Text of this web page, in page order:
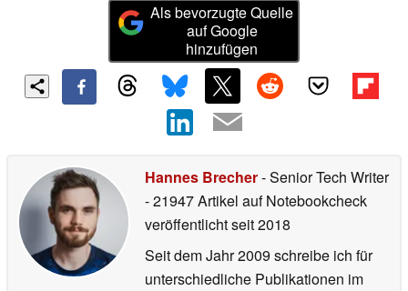
Als bevorzugte Quelle
auf Google
hinzufügen
Hannes Brecher- Senior Tech Writer
- 21947 Artikel auf Notebookcheck
veröffentlichtseit 2018
Seit dem Jahr 2009 schreibe ich für
unterschiedliche Publikationen im